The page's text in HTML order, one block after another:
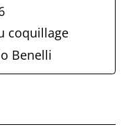
coquillage
Benelli